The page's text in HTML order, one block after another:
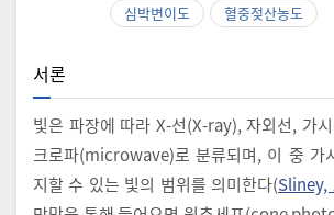
심박변이도
혈중젖산농도
서론
빛은 파장에 따라 X-선(X-ray), 자외선, 가
크로파(microwave)로 분류되며, 이 중 가
지할 수 있는 빛의 범위를 의미한다(Sliney,